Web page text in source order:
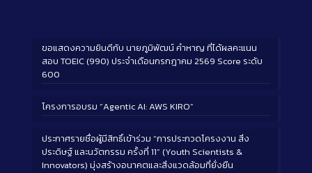
ขอแสดงความยินดีกับ นายภูมิพัฒน์ คำหาญ ที่ได้ผลคะแนน
สอบ TOEIC (990) ประจำเดือนกรกฎาคม 2569 Score ระดับ
600
โครงการอบรม “Agentic AI: AWS KIRO”
ประกาศรายชื่อผู้มีสิทธิ์เข้าร่วม “การประกวดโครงงาน สิ่ง
ประดิษฐ์ และนวัตกรรม ครั้งที่ 11” (Youth Scientists &
Innovators) มุ่งสร้างอนาคตและสิ่งแวดล้อมที่ยั่งยืน